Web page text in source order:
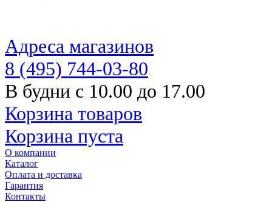
Адреса магазинов
8 (495) 744-03-80
В будни с 10.00 до 17.00
Корзина товаров
Корзина пуста
О компании
Каталог
Оплата и доставка
Гарантия
Контакты